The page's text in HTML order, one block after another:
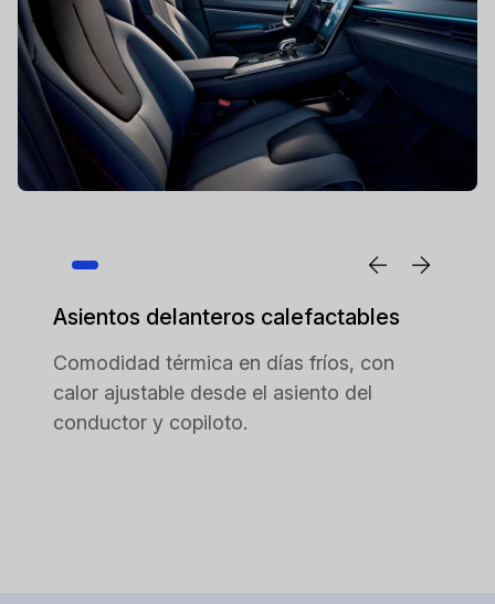
Asientos delanteros calefactables
Comodidad térmica en días fríos, con
calor ajustable desde el asiento del
conductor y copiloto.